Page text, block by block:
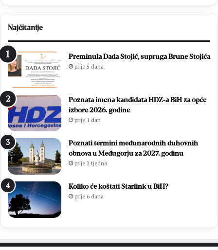
Najčitanije
Preminula Dada Stojić, supruga Brune Stojića
prije 5 dana
Poznata imena kandidata HDZ-a BiH za opće
izbore 2026. godine
prije 1 dan
Poznati termini međunarodnih duhovnih
obnova u Međugorju za 2027. godinu
prije 2 tjedna
Koliko će koštati Starlink u BiH?
prije 6 dana